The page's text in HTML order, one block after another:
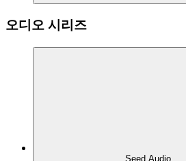
오디오 시리즈
Seed Audio